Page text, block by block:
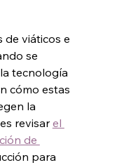
de viáticos e
se
tecnología
cómo estas
la
revisar el
de
para